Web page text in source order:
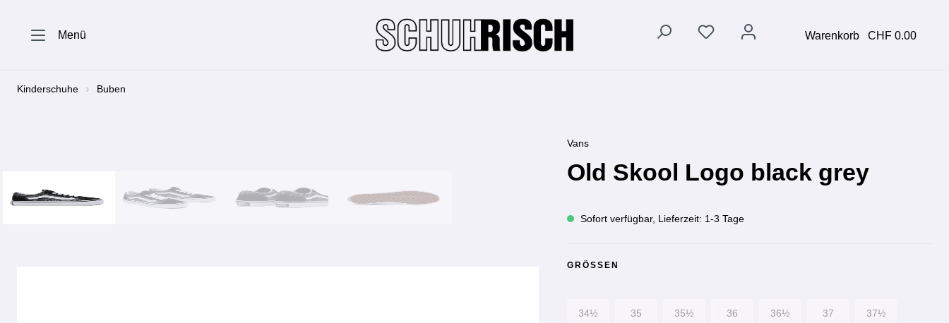
Menü Warenkorb CHF 0.00
Kinderschuhe Buben
Vans
Old Skool Logo black grey
Sofort verfügbar, Lieferzeit: 1-3 Tage
GRÖSSEN
34½ 35 35½ 36 36½ 37 37½